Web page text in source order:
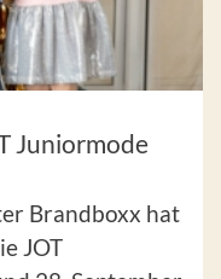
Juniormode
Brandboxx hat
JOT